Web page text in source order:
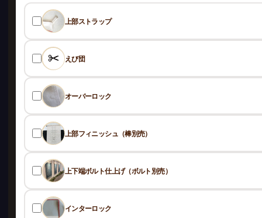
上部ストラップ
えび団
オーバーロック
上部フィニッシュ（棒別売）
上下端ボルト仕上げ（ボルト別売）
インターロック